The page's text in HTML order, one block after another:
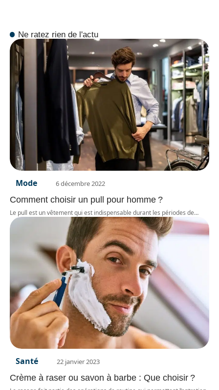
Ne ratez rien de l'actu
Mode 6 décembre 2022
Comment choisir un pull pour homme ?
Le pull est un vêtement qui est indispensable durant les périodes de…
Santé 22 janvier 2023
Crème à raser ou savon à barbe : Que choisir ?